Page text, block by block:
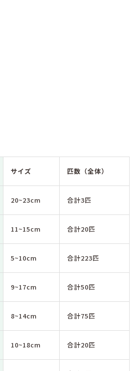
サイズ 匹数（全体）
20~23cm 合計3匹
11~15cm 合計20匹
5~10cm 合計223匹
9~17cm 合計50匹
8~14cm 合計75匹
10~18cm 合計20匹